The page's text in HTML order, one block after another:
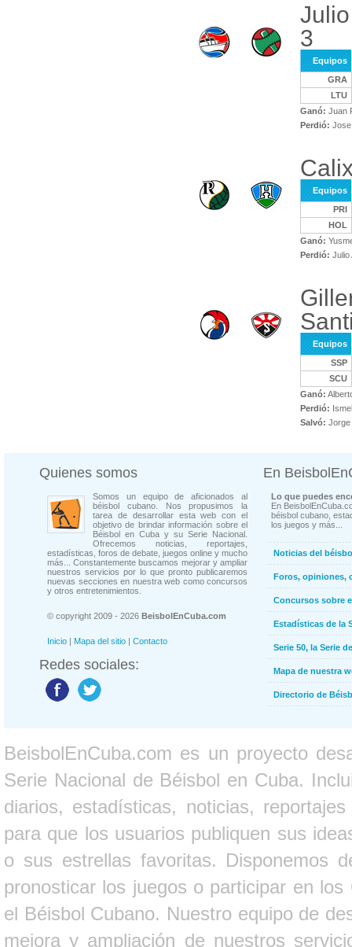
3
Equipos
GRA
LTU
Ganó: Juan
Perdió: Jose
Equipos
PRI
HOL
Ganó:
Perdió: Julio
Equipos
SSP
SCU
Ganó:
Perdió:
Salvó: Jorge
Quienes somos
Somos un equipo de aficionados al
béisbol cubano. Nos propusimos la
tarea de desarrollar esta web con el
objetivo de brindar información sobre el
Béisbol en Cuba y su Serie Nacional.
Ofrecemos noticias, reportajes,
estadísticas, foros de debate, juegos online y mucho
más... Constantemente buscamos mejorar y ampliar
nuestros servicios por lo que pronto publicaremos
nuevas secciones en nuestra web como concursos
y otros entretenimientos.
© copyright 2009 - 2026 BeisbolEnCuba.com
Inicio | Mapa del sitio | Contacto
Redes sociales:
En
Lo que puedes
En
béisbol cubano,
los juegos y más...
Noticias del
Foros, opiniones,
Concursos sobre
Estadísticas de la
Serie 50, la Serie
Mapa de nuestra
Directorio de
BeisbolEnCuba.com es un proyecto
Serie Nacional de Béisbol en Cuba.
diarios, estadísticas, noticias,
para que los usuarios publiquen sus
o sus estrellas favoritas. Disponemos
pronosticar los juegos o participar en
el Béisbol Cubano. Nuestro equipo de
mejora y ampliación de nuestros